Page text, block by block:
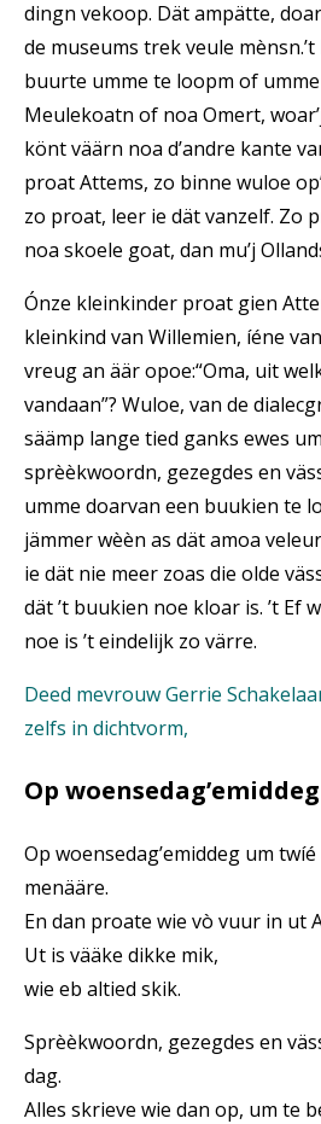
dingn vekoop. Dät ampätte, doar
de museums trek veule
buurte umme te loopm of
Meulekoatn of noa Omert,
könt väärn noa d’andre kante
proat Attems, zo binne wuloe
zo proat, leer ie dät vanzelf. Zo
noa skoele goat, dan mu’j
Ónze kleinkinder proat gien
kleinkind van Willemien, íéne
vreug an äär opoe:“Oma, uit
vandaan”? Wuloe, van de
säämp lange tied ganks ewes
sprèèkwoordn, gezegdes en
umme doarvan een buukien te
jämmer wèèn as dät amoa
ie dät nie meer zoas die olde
dät ’t buukien noe kloar is. ’t Ef
noe is ’t eindelijk zo värre.
Deed mevrouw Gerrie
zelfs in dichtvorm,
Op woensedag’emiddeg
Op woensedag’emiddeg um
menääre.
En dan proate wie vò vuur in ut
Ut is vääke dikke mik,
wie eb altied skik.
Sprèèkwoordn, gezegdes en
dag.
Alles skrieve wie dan op, um te